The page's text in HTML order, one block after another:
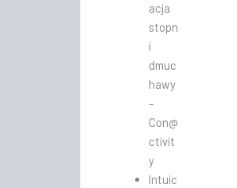
acja
stopn
i
dmuc
hawy
–
Con@
ctivit
y
Intuic